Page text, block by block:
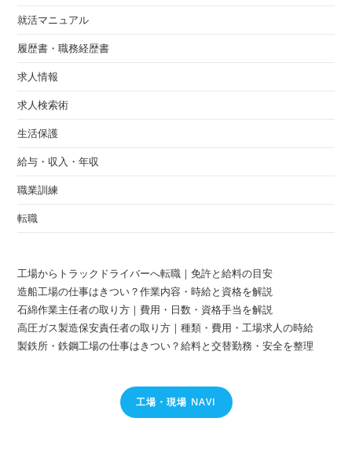
就活マニュアル
履歴書・職務経歴書
求人情報
求人検索術
生活保護
給与・収入・年収
職業訓練
転職
工場からトラックドライバーへ転職｜免許と給料の目安
造船工場の仕事はきつい？作業内容・時給と資格を解説
石綿作業主任者の取り方｜費用・日数・資格手当を解説
高圧ガス製造保安責任者の取り方｜種類・費用・工場求人の時給
製鉄所・鉄鋼工場の仕事はきつい？給料と交替勤務・安全を整理
工場・現場 NAVI